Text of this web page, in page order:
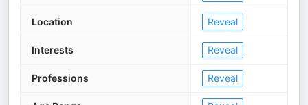
Location Reveal
Interests Reveal
Professions Reveal